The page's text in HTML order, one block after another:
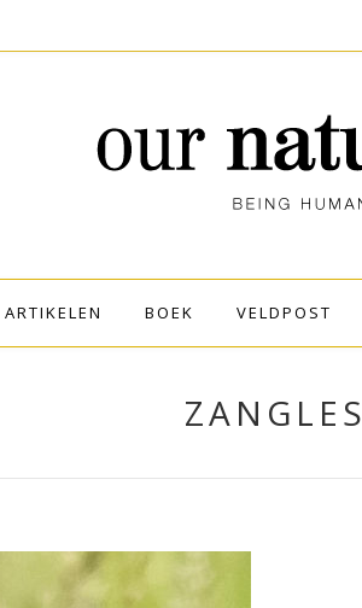
ARTIKELEN BOEK VELDPOST
ZANGLES